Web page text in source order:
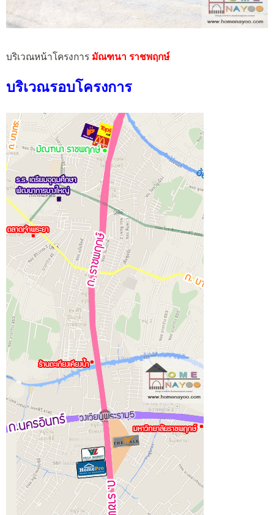
บริเวณหน้าโครงการ มัณฑนา ราชพฤกษ์
บริเวณรอบโครงการ